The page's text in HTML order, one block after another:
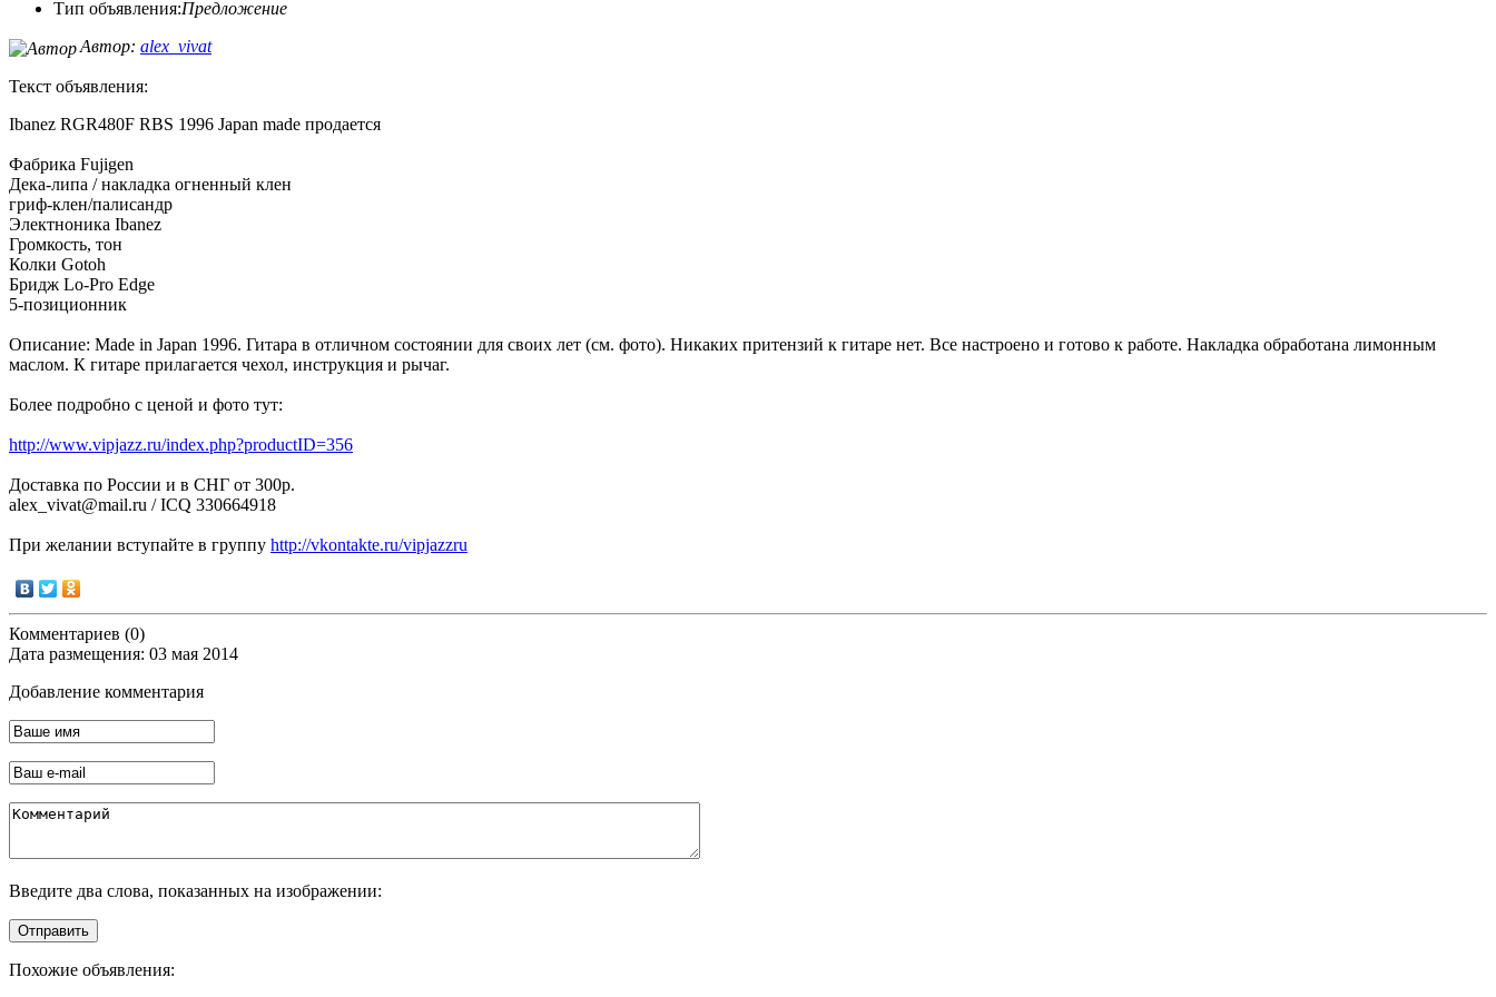
Тип объявления:Предложение
Автор: alex_vivat
Текст объявления:
Ibanez RGR480F RBS 1996 Japan made продается
Фабрика Fujigen
Дека-липа / накладка огненный клен
гриф-клен/палисандр
Электноника Ibanez
Громкость, тон
Колки Gotoh
Бридж Lo-Pro Edge
5-позиционник
Описание: Made in Japan 1996. Гитара в отличном состоянии для своих лет (см. фото). Никаких притензий к гитаре нет. Все настроено и готово к работе. Накладка обработана лимонным
маслом. К гитаре прилагается чехол, инструкция и рычаг.
Более подробно с ценой и фото тут:
http://www.vipjazz.ru/index.php?productID=356
Доставка по России и в СНГ от 300р.
alex_vivat@mail.ru / ICQ 330664918
При желании вступайте в группу http://vkontakte.ru/vipjazzru
Комментариев (0)
Дата размещения: 03 мая 2014
Добавление комментария
Введите два слова, показанных на изображении:
Отправить
Похожие объявления: